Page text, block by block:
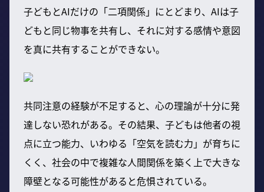
子どもとAIだけの「二項関係」にとどまり、AIは子
どもと同じ物事を共有し、それに対する感情や意図
を真に共有することができない。
共同注意の経験が不足すると、心の理論が十分に発
達しない恐れがある。その結果、子どもは他者の視
点に立つ能力、いわゆる「空気を読む力」が育ちに
くく、社会の中で複雑な人間関係を築く上で大きな
障壁となる可能性があると危惧されている。